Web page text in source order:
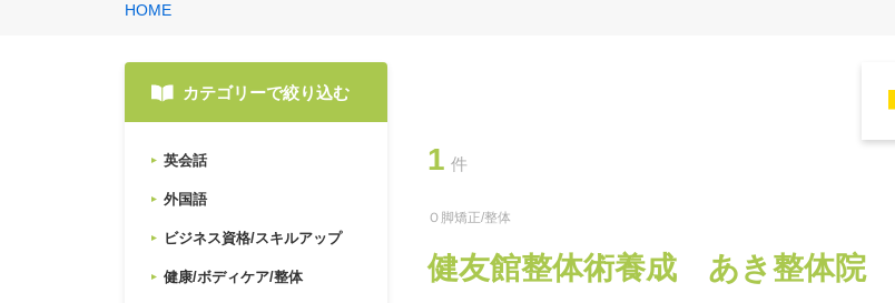
HOME
カテゴリーで絞り込む
英会話
外国語
ビジネス資格/スキルアップ
健康/ボディケア/整体
1 件
Ｏ脚矯正/整体
健友館整体術養成 あき整体院